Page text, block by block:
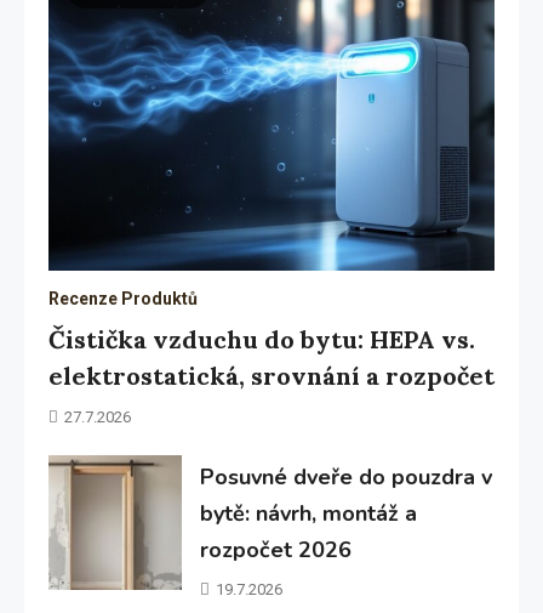
Recenze Produktů
Čistička vzduchu do bytu: HEPA vs.
elektrostatická, srovnání a rozpočet
27.7.2026
Posuvné dveře do pouzdra v
bytě: návrh, montáž a
rozpočet 2026
19.7.2026